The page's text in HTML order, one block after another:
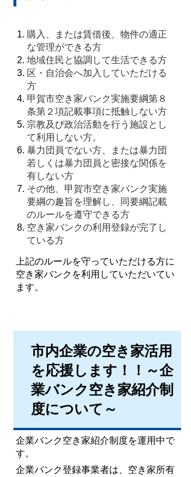
購入、または賃借後、物件の適正
な管理ができる方
地域住民と協調して生活できる方
区・自治会へ加入していただける
方
甲賀市空き家バンク実施要綱第８
条第２項記載事項に抵触しない方
宗教及び政治活動を行う施設とし
て利用しない方。
暴力団員でない方、または暴力団
若しくは暴力団員と密接な関係を
有しない方
その他、甲賀市空き家バンク実施
要綱の趣旨を理解し、同要綱記載
のルールを遵守できる方
空き家バンクの利用登録が完了し
ている方
上記のルールを守っていただける方に
空き家バンクを利用していただいてい
ます。
市内企業の空き家活用
を応援します！！～企
業バンク空き家紹介制
度について～
企業バンク空き家紹介制度を運用中で
す。
企業バンク登録事業者は、空き家所有